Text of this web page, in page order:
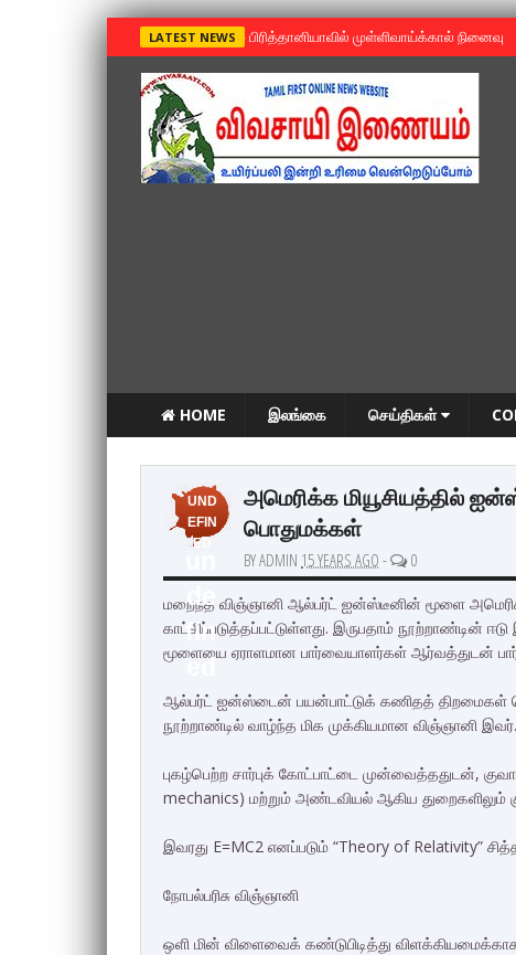
LATEST NEWS »பிரித்தானியாவில் முள்ளிவாய்க்கால் நினைவு
HOME இலங்கை செய்திகள்
UND
EFIN
ED
de
fin
ed
அமெரிக்க மியூசியத்தில்
பொதுமக்கள்
BY ADMIN 15 YEARS AGO - 0
மறைந்த விஞ்ஞானி ஆல்பர்ட் ஐன்ஸ்டீனின் மூளை
காட்சிப்படுத்தப்பட்டுள்ளது. இருபதாம்
மூளையை ஏராளமான பார்வையாளர்கள் ஆர்வத்துடன்
ஆல்பர்ட் ஐன்ஸ்டைன் பயன்பாட்டுக் கணிதத் திறமைகள்
நூற்றாண்டில் வாழ்ந்த மிக முக்கியமான விஞ்ஞானி இவர்.
புகழ்பெற்ற சார்புக் கோட்பாட்டை முன்வைத்ததுடன்,
mechanics) மற்றும் அண்டவியல் ஆகிய துறைகளிலும்
இவரது E=MC2 எனப்படும் “Theory of Relativity”
நோபல்பரிசு விஞ்ஞானி
ஒளி மின் விளைவைக் கண்டுபிடித்து